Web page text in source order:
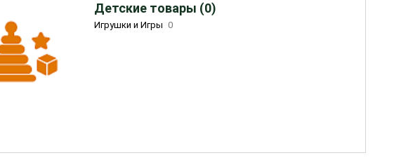
Детские товары (0)
Игрушки и Игры 0